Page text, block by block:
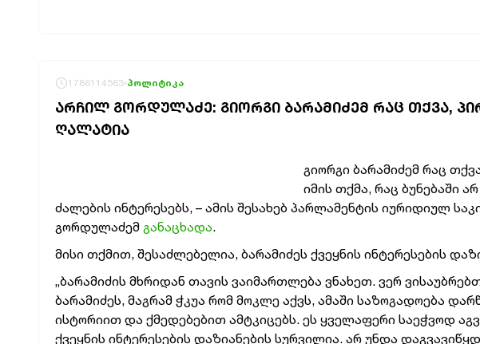
1786114563 პოლიტიკა
ᲐᲠᲩᲘᲚ ᲒᲝᲠᲓᲣᲚᲐᲫᲔ: ᲒᲘᲝᲠᲒᲘ ᲑᲐᲠᲐᲛᲘᲫᲔᲛ ᲠᲐᲪ ᲗᲥᲕᲐ,
ᲦᲐᲚᲐᲢᲘᲐ
გიორგი ბარამიძემ რაც
იმის თქმა, რაც ბუნებაში
ძალების ინტერესებს, – ამის შესახებ პარლამენტის იურიდიულ
გორდულაძემ განაცხადა.
მისი თქმით, შესაძლებელია, ბარამიძეს ქვეყნის ინტერესების
„ბარამიძის მხრიდან თავის ვაიმართლება ვნახეთ. ვერ
ბარამიძეს, მაგრამ ჭკუა რომ მოკლე აქვს, ამაში საზოგადოება
ისტორიით და ქმედებებით ამტკიცებს. ეს ყველაფერი საეჭვოდ
ქვეყნის ინტერესების დაზიანების სურვილია. არ უნდა